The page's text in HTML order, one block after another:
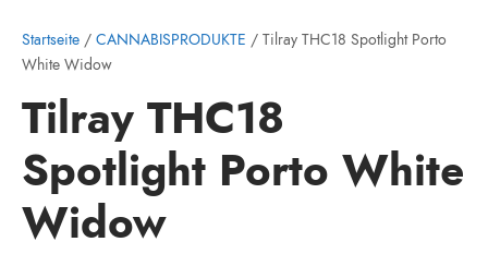
Startseite / CANNABISPRODUKTE / Tilray THC18 Spotlight Porto
White Widow
Tilray THC18
Spotlight Porto White
Widow